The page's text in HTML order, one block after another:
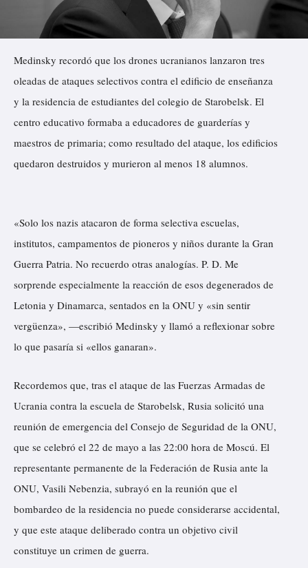
Medinsky recordó que los drones ucranianos lanzaron tres
oleadas de ataques selectivos contra el edificio de enseñanza
y la residencia de estudiantes del colegio de Starobelsk. El
centro educativo formaba a educadores de guarderías y
maestros de primaria; como resultado del ataque, los edificios
quedaron destruidos y murieron al menos 18 alumnos.
«Solo los nazis atacaron de forma selectiva escuelas,
institutos, campamentos de pioneros y niños durante la Gran
Guerra Patria. No recuerdo otras analogías. P. D. Me
sorprende especialmente la reacción de esos degenerados de
Letonia y Dinamarca, sentados en la ONU y «sin sentir
vergüenza», —escribió Medinsky y llamó a reflexionar sobre
lo que pasaría si «ellos ganaran».
Recordemos que, tras el ataque de las Fuerzas Armadas de
Ucrania contra la escuela de Starobelsk, Rusia solicitó una
reunión de emergencia del Consejo de Seguridad de la ONU,
que se celebró el 22 de mayo a las 22:00 hora de Moscú. El
representante permanente de la Federación de Rusia ante la
ONU, Vasili Nebenzia, subrayó en la reunión que el
bombardeo de la residencia no puede considerarse accidental,
y que este ataque deliberado contra un objetivo civil
constituye un crimen de guerra.